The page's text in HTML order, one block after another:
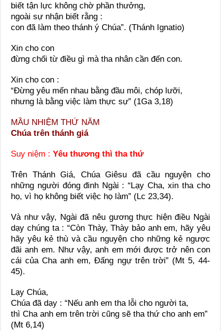
biết tận lực không chờ phần thưởng,
ngoài sự nhận biết rằng :
con đã làm theo thánh ý Chúa”. (Thánh Ignatio)
Xin cho con
đừng chối từ điều gì mà tha nhân cần đến con.
Xin cho con :
“Đừng yêu mến nhau bằng đầu môi, chóp lưỡi,
nhưng là bằng việc làm thực sự” (1Ga 3,18)
MẦU NHIỆM THỨ NĂM
Chúa trên thánh giá
Suy niệm :Yêu thương thì tha thứ
Trên Thánh Giá, Chúa Giêsu đã cầu nguyện cho
những người đóng đinh Ngài : “Lạy Cha, xin tha cho
họ, vì họ không biết việc họ làm” (Lc 23,34).
Và như vậy, Ngài đã nêu gương thực hiện điều Ngài
dạy chúng ta : “Còn Thày, Thày bảo anh em, hãy yêu
hãy yêu kẻ thù và cầu nguyện cho những kẻ ngược
đãi anh em. Như vậy, anh em mới được trở nên con
cái của Cha anh em, Đấng ngự trên trời” (Mt 5, 44-
45).
Lạy Chúa,
Chúa đã dạy : “Nếu anh em tha lỗi cho người ta,
thì Cha anh em trên trời cũng sẽ tha thứ cho anh em”
(Mt 6,14)